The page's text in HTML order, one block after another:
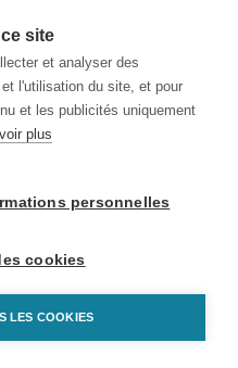
site
et analyser des
l'utilisation du site, et pour
et les publicités uniquement
plus
personnelles
cookies
LES COOKIES